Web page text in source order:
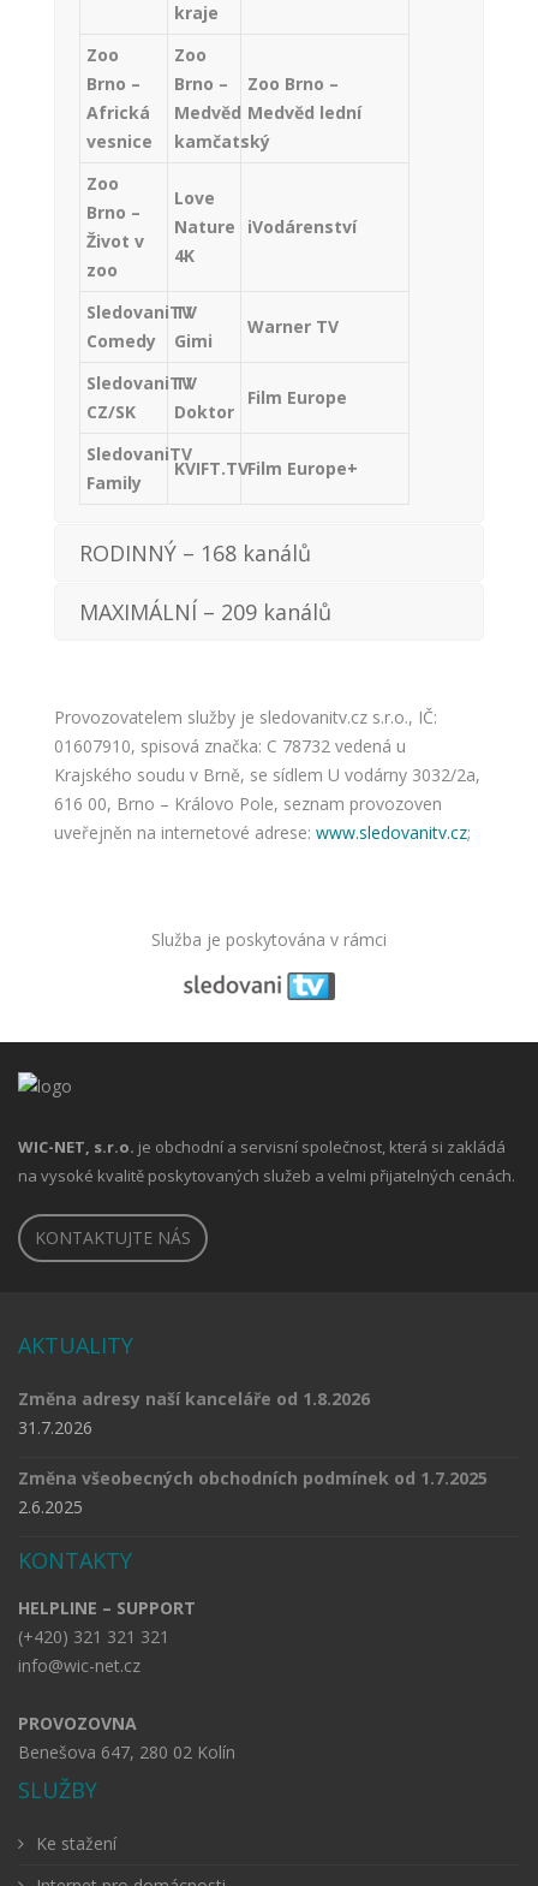
kraje
Zoo
Brno –
Africká
vesnice
Zoo
Brno –
Medvěd
kamčatský
Zoo Brno –
Medvěd lední
Zoo
Brno –
Život v
zoo
Love
Nature
4K
iVodárenství
SledovaniTV
Comedy
TV
Gimi
Warner TV
SledovaniTV
CZ/SK
TV
Doktor
Film Europe
SledovaniTV
Family
KVIFT.TVFilm Europe+
RODINNÝ – 168 kanálů
MAXIMÁLNÍ – 209 kanálů
Provozovatelem služby je sledovanitv.cz s.r.o., IČ:
01607910, spisová značka: C 78732 vedená u
Krajského soudu v Brně, se sídlem U vodárny 3032/2a,
616 00, Brno – Královo Pole, seznam provozoven
uveřejněn na internetové adrese: www.sledovanitv.cz;
Služba je poskytována v rámci
WIC-NET, s.r.o. je obchodní a servisní společnost, která si zakládá
na vysoké kvalitě poskytovaných služeb a velmi přijatelných cenách.
KONTAKTUJTE NÁS
AKTUALITY
Změna adresy naší kanceláře od 1.8.2026
31.7.2026
Změna všeobecných obchodních podmínek od 1.7.2025
2.6.2025
KONTAKTY
HELPLINE – SUPPORT
(+420) 321 321 321
info@wic-net.cz
PROVOZOVNA
Benešova 647, 280 02 Kolín
SLUŽBY
Ke stažení